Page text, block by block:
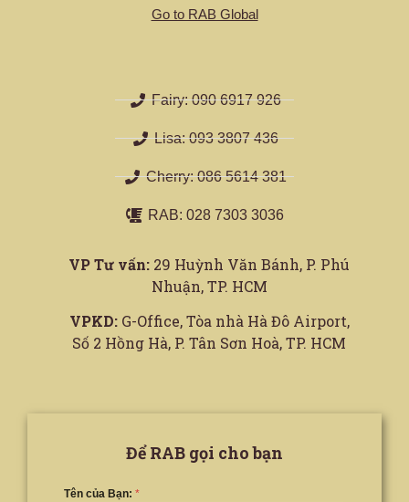
Go to RAB Global
Fairy: 090 6917 926
Lisa: 093 3807 436
Cherry: 086 5614 381
RAB: 028 7303 3036
VP Tư vấn: 29 Huỳnh Văn Bánh, P. Phú
Nhuận, TP. HCM
VPKD:G-Office, Tòa nhà Hà Đô Airport,
Số 2 Hồng Hà, P. Tân Sơn Hoà, TP. HCM
Để RAB gọi cho bạn
Tên của Bạn: *